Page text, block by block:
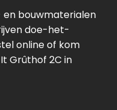
en bouwmaterialen
doe-het-
online of kom
Grûthof 2C in